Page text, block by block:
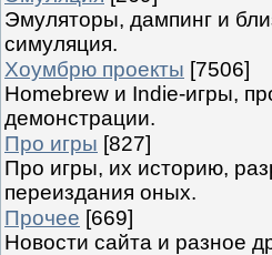
Эмуляторы, дампинг и
симуляция.
Хоумбрю проекты [7506]
Homebrew и Indie-игры,
демонстрации.
Про игры [827]
Про игры, их историю,
переиздания оных.
Прочее [669]
Новости сайта и разное